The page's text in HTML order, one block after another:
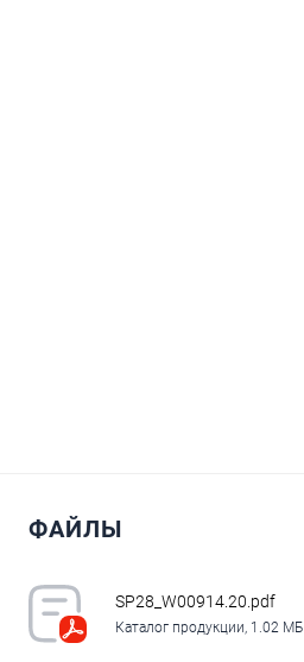
ФАЙЛЫ
SP28_W00914.20.pdf
Каталог продукции, 1.02 МБ